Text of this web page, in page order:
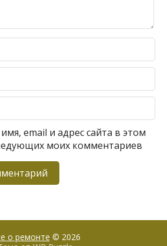
email и адрес сайта в этом
моих комментариев
о ремонте © 2026